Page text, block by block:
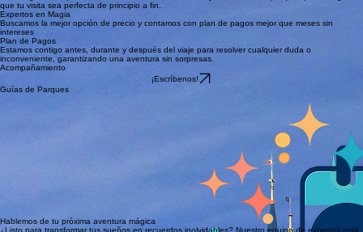
Por qué elegirnos para tu próxima aventura
Como agentes especializados, conocemos cada rincón y secreto de los parques para asegurar
que tu visita sea perfecta de principio a fin.
Expertos en Magia
Buscamos la mejor opción de precio y contamos con plan de pagos mejor que meses sin
intereses
Plan de Pagos
Estamos contigo antes, durante y después del viaje para resolver cualquier duda o
inconveniente, garantizando una aventura sin sorpresas.
Acompañamiento
Guías de Parques